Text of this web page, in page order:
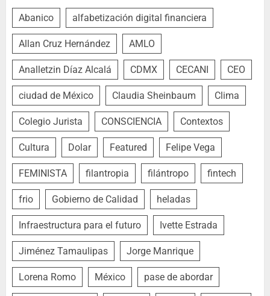
Abanico alfabetización digital financiera
Allan Cruz Hernández AMLO
Analletzin Díaz Alcalá CDMX CECANI CEO
ciudad de México Claudia Sheinbaum Clima
Colegio Jurista CONSCIENCIA Contextos
Cultura Dolar Featured Felipe Vega
FEMINISTA filantropia filántropo fintech
frio Gobierno de Calidad heladas
Infraestructura para el futuro Ivette Estrada
Jiménez Tamaulipas Jorge Manrique
Lorena Romo México pase de abordar